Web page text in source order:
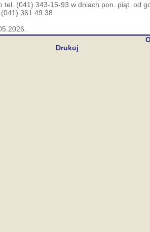
tel. (041) 343-15-93 w dniach pon. piąt. od
361 49 38
Drukuj